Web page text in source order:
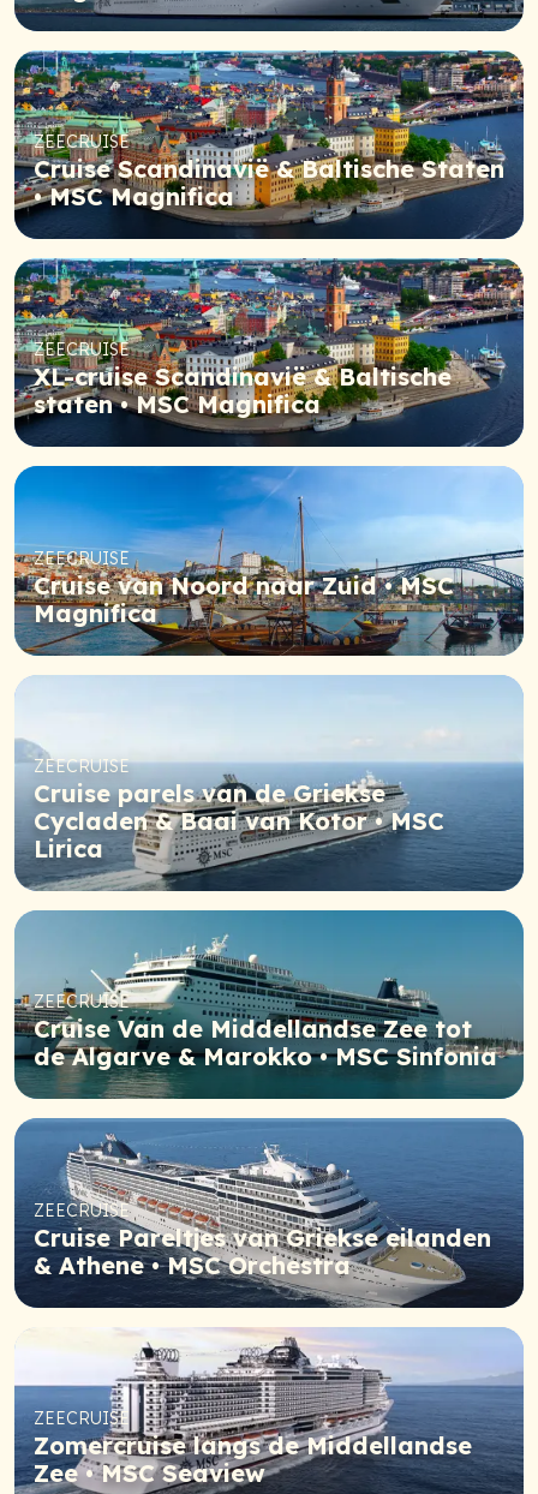
ZEECRUISE
Cruise Scandinavië & Baltische Staten
• MSC Magnifica
ZEECRUISE
XL-cruise Scandinavië & Baltische
staten • MSC Magnifica
ZEECRUISE
Cruise van Noord naar Zuid • MSC
Magnifica
ZEECRUISE
Cruise parels van de Griekse
Cycladen & Baai van Kotor • MSC
Lirica
ZEECRUISE
Cruise Van de Middellandse Zee tot
de Algarve & Marokko • MSC Sinfonia
ZEECRUISE
Cruise Pareltjes van Griekse eilanden
& Athene • MSC Orchestra
ZEECRUISE
Zomercruise langs de Middellandse
Zee • MSC Seaview